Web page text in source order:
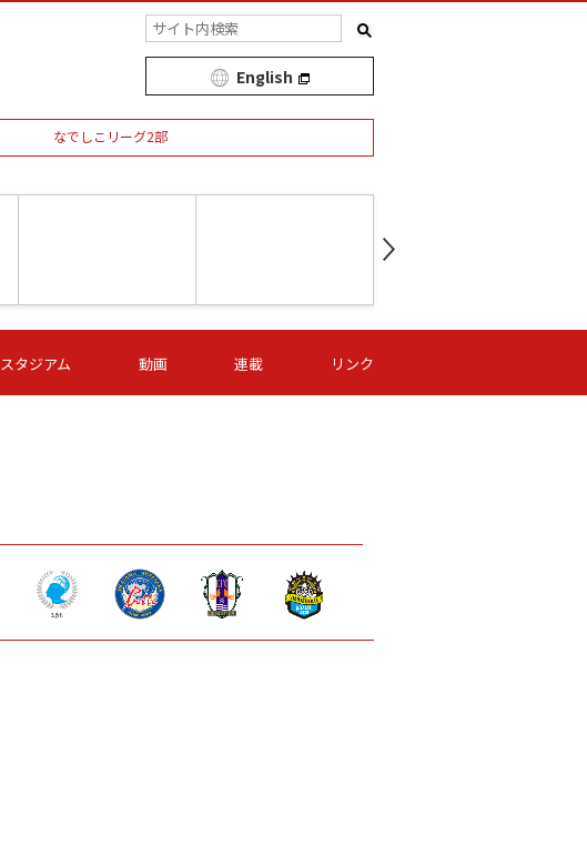
English
なでしこリーグ2部
第16節 09/06 (日) 15:00
-
第16節 09/06 (日) 15:00
- -
スタジアム 動画 連載 リンク